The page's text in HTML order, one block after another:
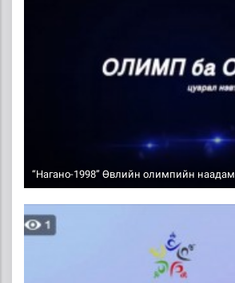
“Нагано-1998” Өвлийн олимпийн наадам